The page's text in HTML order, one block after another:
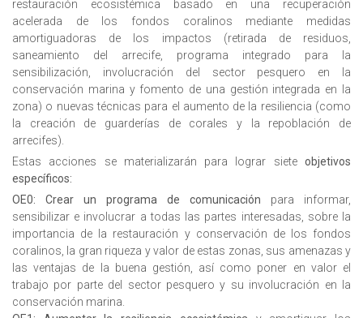
restauración ecosistémica basado en una recuperación
acelerada de los fondos coralinos mediante medidas
amortiguadoras de los impactos (retirada de residuos,
saneamiento del arrecife, programa integrado para la
sensibilización, involucración del sector pesquero en la
conservación marina y fomento de una gestión integrada en la
zona) o nuevas técnicas para el aumento de la resiliencia (como
la creación de guarderías de corales y la repoblación de
arrecifes).
Estas acciones se materializarán para lograr sieteobjetivos
específicos:
OE0: Crear un programa de comunicación para informar,
sensibilizar e involucrar a todas las partes interesadas, sobre la
importancia de la restauración y conservación de los fondos
coralinos, la gran riqueza y valor de estas zonas, sus amenazas y
las ventajas de la buena gestión, así como poner en valor el
trabajo por parte del sector pesquero y su involucración en la
conservación marina.